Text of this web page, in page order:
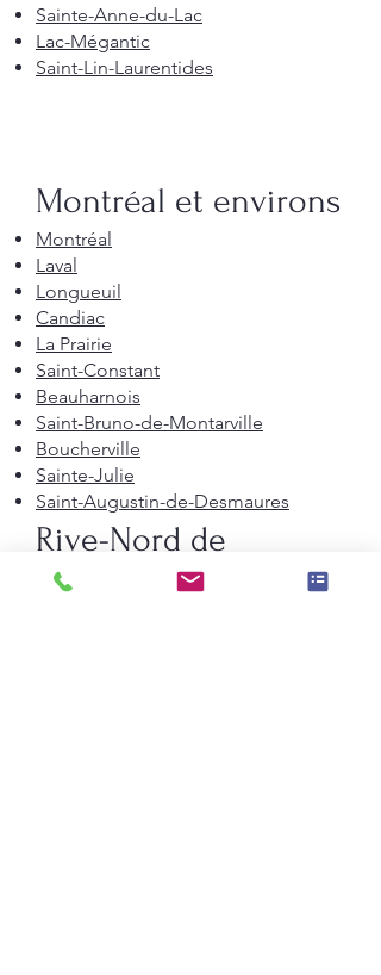
Sainte-Anne-du-Lac
Lac-Mégantic
Saint-Lin-Laurentides
Montréal et environs
Montréal
Laval
Longueuil
Candiac
La Prairie
Saint-Constant
Beauharnois
Saint-Bruno-de-Montarville
Boucherville
Sainte-Julie
Saint-Augustin-de-Desmaures
Rive-Nord de
Montréal